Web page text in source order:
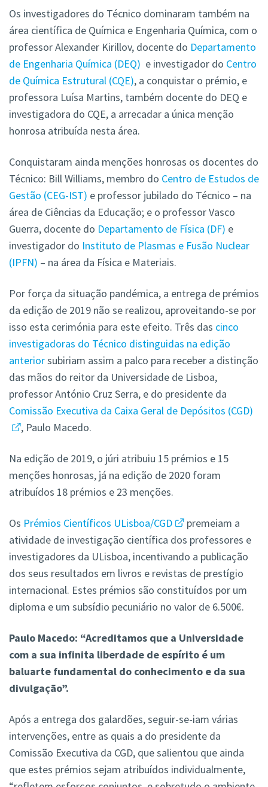
Os investigadores do Técnico dominaram também na
área científica de Química e Engenharia Química, com o
professor Alexander Kirillov, docente do Departamento
de Engenharia Química (DEQ) e investigador do Centro
de Química Estrutural (CQE), a conquistar o prémio, e
professora Luísa Martins, também docente do DEQ e
investigadora do CQE, a arrecadar a única menção
honrosa atribuída nesta área.
Conquistaram ainda menções honrosas os docentes do
Técnico: Bill Williams, membro do Centro de Estudos de
Gestão (CEG-IST) e professor jubilado do Técnico – na
área de Ciências da Educação; e o professor Vasco
Guerra, docente do Departamento de Física (DF) e
investigador do Instituto de Plasmas e Fusão Nuclear
(IPFN) – na área da Física e Materiais.
Por força da situação pandémica, a entrega de prémios
da edição de 2019 não se realizou, aproveitando-se por
isso esta cerimónia para este efeito. Três das cinco
investigadoras do Técnico distinguidas na edição
anteriorsubiriam assim a palco para receber a distinção
das mãos do reitor da Universidade de Lisboa,
professor António Cruz Serra, e do presidente da
Comissão Executiva da Caixa Geral de Depósitos (CGD)
, Paulo Macedo.
Na edição de 2019, o júri atribuiu 15 prémios e 15
menções honrosas, já na edição de 2020 foram
atribuídos 18 prémios e 23 menções.
Os Prémios Científicos ULisboa/CGD
premeiam a
atividade de investigação científica dos professores e
investigadores da ULisboa, incentivando a publicação
dos seus resultados em livros e revistas de prestígio
internacional. Estes prémios são constituídos por um
diploma e um subsídio pecuniário no valor de 6.500€.
Paulo Macedo: “Acreditamos que a Universidade
com a sua infinita liberdade de espírito é um
baluarte fundamental do conhecimento e da sua
divulgação”.
Após a entrega dos galardões, seguir-se-iam várias
intervenções, entre as quais a do presidente da
Comissão Executiva da CGD, que salientou que ainda
que estes prémios sejam atribuídos individualmente,